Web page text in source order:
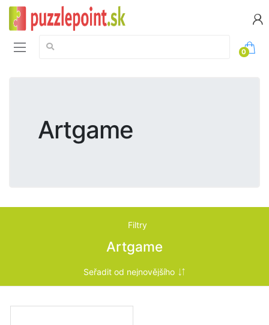
Vyhledávání:
0
Artgame
Filtry
Artgame